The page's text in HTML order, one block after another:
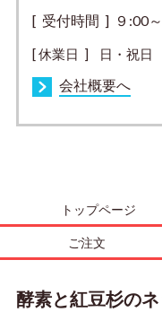
[ 受付時間 ] ９:00
[ 休業日 ] 日・祝日
会社概要へ
トップページ
ご注文
酵素と紅豆杉の